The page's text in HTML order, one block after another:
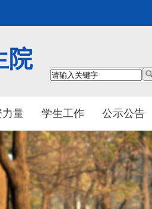
院
力量 学生工作 公示公告